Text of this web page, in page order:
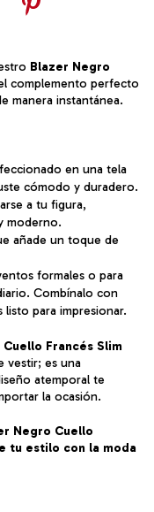
Blazer Negro
complemento perfecto
manera instantánea.
en una tela
cómodo y duradero.
a tu figura,
moderno.
añade un toque de
formales o para
Combínalo con
para impresionar.
Francés Slim
vestir; es una
atemporal te
la ocasión.
Negro Cuello
tu estilo con la moda